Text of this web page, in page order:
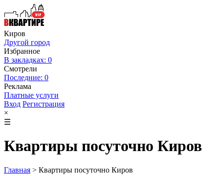
Киров
Другой город
Избранное
В закладках: 0
Смотрели
Последние: 0
Реклама
Платные услуги
Вход Регистрация
×
☰
Квартиры посуточно Киров
Главная > Квартиры посуточно Киров